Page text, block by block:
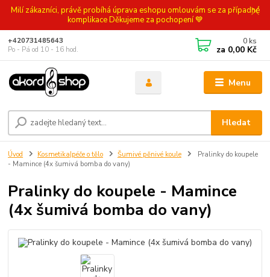
Milí zákazníci, právě probíhá úprava eshopu omlouvám se za případné
komplikace Děkujeme za pochopení 💙
Menu
Hledat
+420731485643
Po - Pá od 10 - 16 hod.
0 ks
za 0,00 Kč
Úvod Kosmetika|péče o tělo Šumivé pěnivé koule
Pralinky do koupele
- Mamince (4x šumivá bomba do vany)
Pralinky do koupele - Mamince
(4x šumivá bomba do vany)